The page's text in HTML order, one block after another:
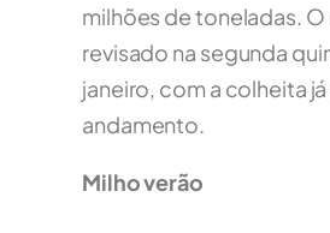
milhões de toneladas. O
revisado na segunda
janeiro, com a colheita
andamento.
Milho verão